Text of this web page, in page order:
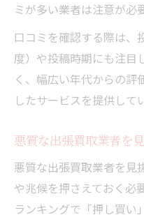
ミが多い業者は注意が必
口コミを確認する際は、
度）や投稿時期にも注目
く、幅広い年代からの評
したサービスを提供して
悪質な出張買取業者を
悪質な出張買取業者を見
や兆候を押さえておく必
ランキングで「押し買い